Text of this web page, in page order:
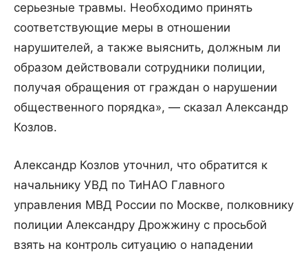
серьезные травмы. Необходимо принять
соответствующие меры в отношении
нарушителей, а также выяснить, должным ли
образом действовали сотрудники полиции,
получая обращения от граждан о нарушении
общественного порядка», — сказал Александр
Козлов.
Александр Козлов уточнил, что обратится к
начальнику УВД по ТиНАО Главного
управления МВД России по Москве, полковнику
полиции Александру Дрожжину с просьбой
взять на контроль ситуацию о нападении